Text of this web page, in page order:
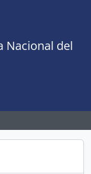
Nacional del